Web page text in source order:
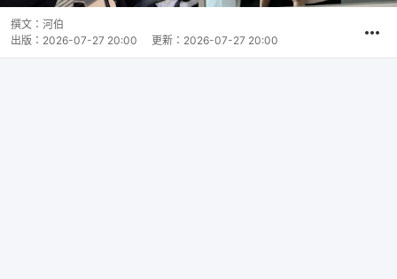
撰文： 河伯
出版： 2026-07-27 20:00 更新： 2026-07-27 20:00